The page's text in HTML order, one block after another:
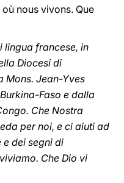
nous vivons. Que
lingua francese, in
Diocesi di
Mons. Jean-Yves
Faso e dalla
Che Nostra
per noi, e ci aiuti ad
e dei segni di
Che Dio vi